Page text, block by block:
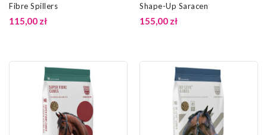
Fibre Spillers
115,00 zł
Shape-Up Saracen
155,00 zł